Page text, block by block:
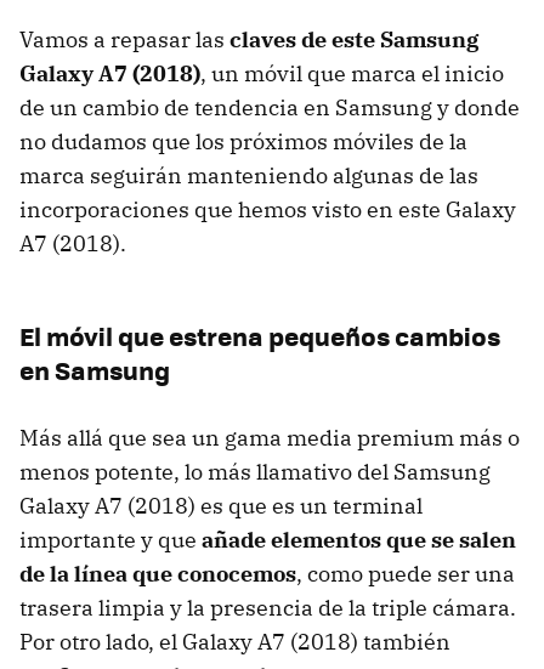
Vamos a repasar las claves de este Samsung
Galaxy A7 (2018), un móvil que marca el inicio
de un cambio de tendencia en Samsung y donde
no dudamos que los próximos móviles de la
marca seguirán manteniendo algunas de las
incorporaciones que hemos visto en este Galaxy
A7 (2018).
El móvil que estrena pequeños cambios
en Samsung
Más allá que sea un gama media premium más o
menos potente, lo más llamativo del Samsung
Galaxy A7 (2018) es que es un terminal
importante y que añade elementos que se salen
de la línea que conocemos, como puede ser una
trasera limpia y la presencia de la triple cámara.
Por otro lado, el Galaxy A7 (2018) también